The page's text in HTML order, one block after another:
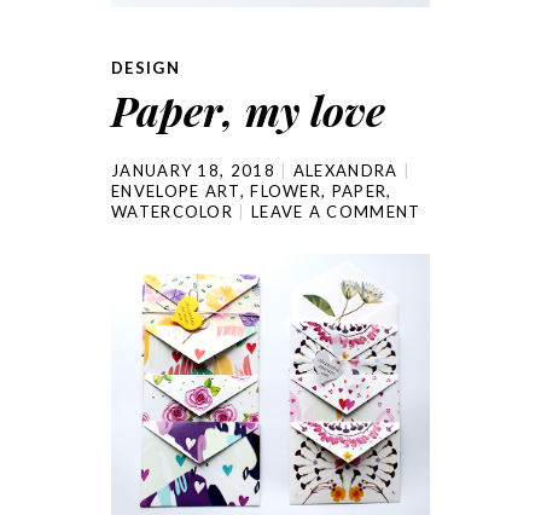
DESIGN
Paper, my love
JANUARY 18, 2018
ALEXANDRA
ENVELOPE ART,FLOWER, PAPER,
WATERCOLOR
LEAVE A COMMENT